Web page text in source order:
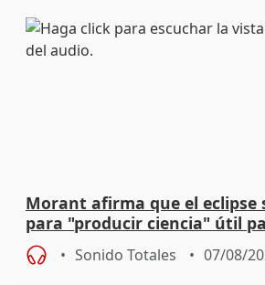
Morant afirma que el eclipse
para "producir ciencia" útil
resto del mundo
Sonido Totales 07/08/